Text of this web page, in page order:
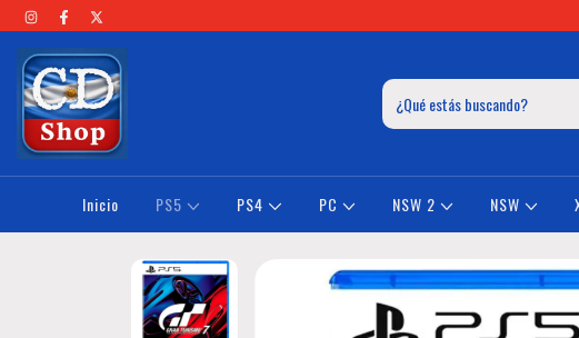
Inicio PS5 PS4 PC NSW 2 NSW